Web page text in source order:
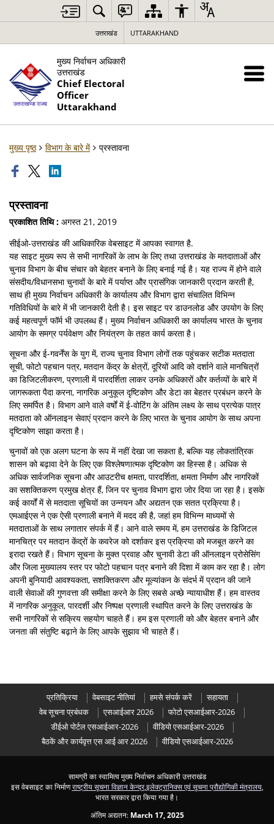
उत्तराखंड UTTARAKHAND
मुख्य निर्वाचन अधिकारी
उत्तराखंड
Chief Electoral
Officer
Uttarakhand
मुख्य पृष्ठ विभाग के बारे में प्रस्तावना
प्रस्तावना
प्रकाशित तिथि : अगस्त 21, 2019
सीईओ-उत्तराखंड की आधिकारिक वेबसाइट में आपका स्वागत है.
यह साइट मुख्य रूप से सभी नागरिकों के लाभ के लिए तथा उत्तराखंड के मतदाताओं और
चुनाव विभाग के बीच संचार को बेहतर बनाने के लिए बनाई गई है। यह राज्य में होने वाले
संसदीय/विधानसभा चुनावों के बारे में पर्याप्त और प्रासंगिक जानकारी प्रदान करती है,
साथ ही मुख्य निर्वाचन अधिकारी के कार्यालय और विभाग द्वारा संचालित विभिन्न
गतिविधियों के बारे में भी जानकारी देती है। इस साइट पर डाउनलोड और उपयोग के लिए
कई महत्वपूर्ण फॉर्म भी उपलब्ध हैं। मुख्य निर्वाचन अधिकारी का कार्यालय भारत के चुनाव
आयोग के समग्र पर्यवेक्षण और नियंत्रण के तहत कार्य करता है।
सूचना और ई-गवर्नेंस के युग में, राज्य चुनाव विभाग लोगों तक पहुंचकर सटीक मतदाता
सूची, फोटो पहचान पत्र, मतदान केंद्र के क्षेत्रों, दूरियों आदि को दर्शाने वाले मानचित्रों
का डिजिटलीकरण, प्रणाली में पारदर्शिता लाकर उनके अधिकारों और कर्तव्यों के बारे में
जागरूकता पैदा करना, नागरिक अनुकूल दृष्टिकोण और डेटा का बेहतर प्रबंधन करने के
लिए समर्पित है। विभाग आने वाले वर्षों में ई-वोटिंग के अंतिम लक्ष्य के साथ प्रत्येक पात्र
मतदाता को ऑनलाइन सेवाएं प्रदान करने के लिए भारत के चुनाव आयोग के साथ अपना
दृष्टिकोण साझा करता है।
चुनावों को एक अलग घटना के रूप में नहीं देखा जा सकता है, बल्कि यह लोकतांत्रिक
शासन को बढ़ावा देने के लिए एक विश्लेषणात्मक दृष्टिकोण का हिस्सा है। अधिक से
अधिक सार्वजनिक सूचना और आउटरीच क्षमता, पारदर्शिता, क्षमता निर्माण और नागरिकों
का सशक्तिकरण प्रमुख क्षेत्र हैं, जिन पर चुनाव विभाग द्वारा जोर दिया जा रहा है। इसके
कई कार्यों में से मतदाता सूचियों का उन्नयन और अद्यतन एक सतत प्रक्रिया है।
एमआईएस ने एक ऐसी प्रणाली बनाने में मदद की है, जहां हम विभिन्न माध्यमों से
मतदाताओं के साथ लगातार संपर्क में हैं। आने वाले समय में, हम उत्तराखंड के डिजिटल
मानचित्र पर मतदान केंद्रों के कवरेज को दर्शाकर इस प्रक्रिया को मजबूत करने का
इरादा रखते हैं। विभाग सूचना के मुक्त प्रवाह और चुनावी डेटा की ऑनलाइन प्रोसेसिंग
और जिला मुख्यालय स्तर पर फोटो पहचान पत्र बनाने की दिशा में काम कर रहा है। लोग
अपनी बुनियादी आवश्यकता, सशक्तिकरण और मूल्यांकन के संदर्भ में प्रदान की जाने
वाली सेवाओं की गुणवत्ता की समीक्षा करने के लिए सबसे अच्छे न्यायाधीश हैं। हम वास्तव
में नागरिक अनुकूल, पारदर्शी और निष्पक्ष प्रणाली स्थापित करने के लिए उत्तराखंड के
सभी नागरिकों से सक्रिय सहयोग चाहते हैं। हम इस प्रणाली को और बेहतर बनाने और
जनता की संतुष्टि बढ़ाने के लिए आपके सुझाव भी चाहते हैं।
प्रतिक्रिया वेबसाइट नीतियां हमसे संपर्क करें
सहायता
वेब सूचना प्रबंधक
एसआईआर 2026
फोटो एसआईआर-2026
डीईओ पोर्टल एसआईआर-2026
वीडियो एसआईआर-2026
बैठकें और कार्यवृत्त एस आई आर 2026
वीडियो एसआईआर-2026
सामग्री का स्वामित्व मुख्य निर्वाचन अधिकारी उत्तराखंड
इस वेबसाइट का निर्माणराष्ट्रीय सूचना विज्ञान केन्द्र,इलेक्ट्रानिक्स एवं सूचना प्रौद्योगिकी मंत्रालय,
भारत सरकार द्वारा किया गया है।
अंतिम अद्यतन: March 17, 2025